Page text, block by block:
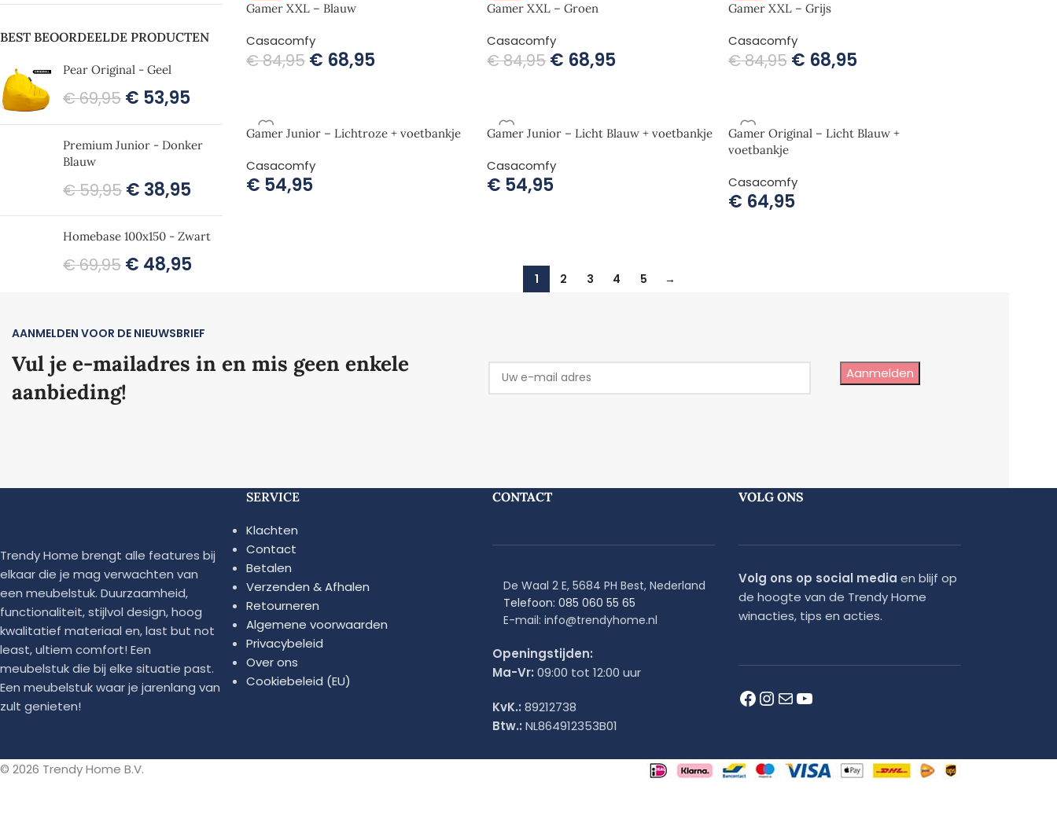
BEST BEOORDEELDE PRODUCTEN
Pear Original - Geel
€69,95 € 53,95
Premium Junior - Donker
Blauw
€59,95 € 38,95
Homebase 100x150 - Zwart
€69,95 € 48,95
Gamer XXL – Blauw
Casacomfy
€84,95 € 68,95
Gamer XXL – Groen
Casacomfy
€84,95 € 68,95
Gamer XXL – Grijs
Casacomfy
€84,95 € 68,95
Gamer Junior – Lichtroze + voetbankje
Casacomfy
€ 54,95
Gamer Junior – Licht Blauw + voetbankje
Casacomfy
€ 54,95
Gamer Original – Licht Blauw +
voetbankje
Casacomfy
€ 64,95
1 2 3 4 5 →
AANMELDEN VOOR DE NIEUWSBRIEF
Vul je e-mailadres in en mis geen enkele
aanbieding!
Aanmelden
Trendy Home brengt alle features bij
elkaar die je mag verwachten van
een meubelstuk. Duurzaamheid,
functionaliteit, stijlvol design, hoog
kwalitatief materiaal en, last but not
least, ultiem comfort! Een
meubelstuk die bij elke situatie past.
Een meubelstuk waar je jarenlang van
zult genieten!
SERVICE
Klachten
Contact
Betalen
Verzenden & Afhalen
Retourneren
Algemene voorwaarden
Privacybeleid
Over ons
Cookiebeleid (EU)
CONTACT
De Waal 2 E, 5684 PH Best, Nederland
Telefoon: 085 060 55 65
E-mail: info@trendyhome.nl
Openingstijden:
Ma-Vr: 09:00 tot 12:00 uur
KvK.: 89212738
Btw.: NL864912353B01
VOLG ONS
Volg ons op social media en blijf op
de hoogte van de Trendy Home
winacties, tips en acties.
© 2026 Trendy Home B.V.